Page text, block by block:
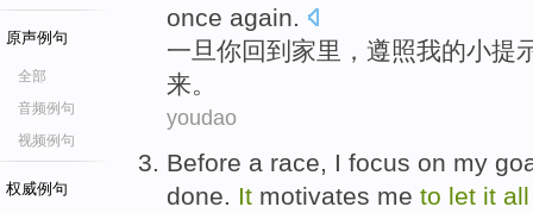
原声例句
全部
音频例句
视频例句
权威例句
once again.
一旦 你回到 家里， 遵照我的小提
来。
youdao
Before a race I focus on my
done
It motivates me to let it all